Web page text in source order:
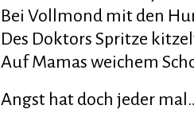
Bei Vollmond mit den
Des Doktors Spritze
Auf Mamas weichem
Angst hat doch jeder